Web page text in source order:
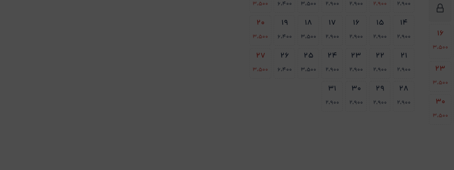
16
3،500
23
3،500
30
3،500
2،900 2،900 2،900 2،900 3،500 6،400 3،500
14
2،900
15
2،900
16
2،900
17
2،900
18
3،500
19
6،400
20
3،500
21
2،900
22
2،900
23
2،900
24
2،900
25
3،500
26
6،400
27
3،500
28
2،900
29
2،900
30
2،900
31
2،900